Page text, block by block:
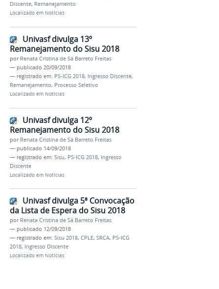
Discente, Remanejamento
Localizado em Notícias
Univasf divulga 13º
Remanejamento do Sisu 2018
por Renata Cristina de Sá Barreto Freitas
— publicado 20/09/2018
— registrado em: PS-ICG 2018, Ingresso Discente,
Remanejamento, Processo Seletivo
Localizado em Notícias
Univasf divulga 12º
Remanejamento do Sisu 2018
por Renata Cristina de Sá Barreto Freitas
— publicado 14/09/2018
— registrado em: Sisu, PS-ICG 2018, Ingresso
Discente
Localizado em Notícias
Univasf divulga 5ª Convocação
da Lista de Espera do Sisu 2018
por Renata Cristina de Sá Barreto Freitas
— publicado 12/09/2018
— registrado em: Sisu 2018, CPLE, SRCA, PS-ICG
2018, Ingresso Discente
Localizado em Notícias